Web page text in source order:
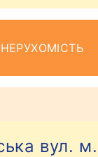
вул. м.